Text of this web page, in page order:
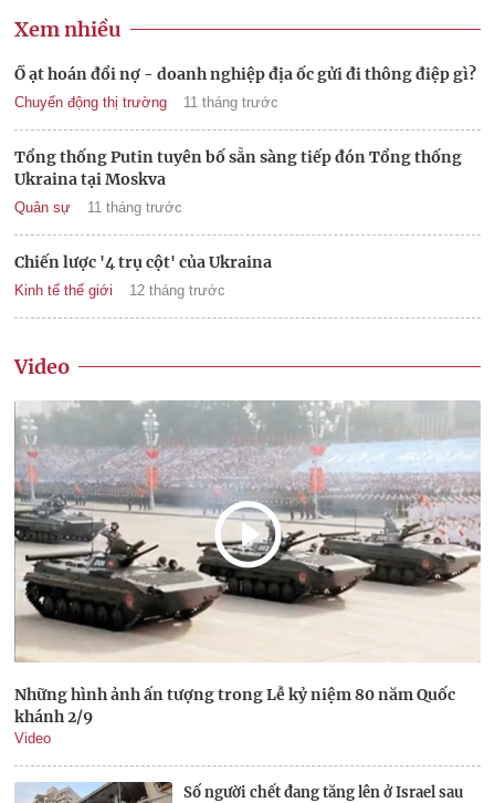
Xem nhiều
Ồ ạt hoán đổi nợ - doanh nghiệp địa ốc gửi đi thông điệp gì?
Chuyển động thị trường 11 tháng trước
Tổng thống Putin tuyên bố sẵn sàng tiếp đón Tổng thống
Ukraina tại Moskva
Quân sự 11 tháng trước
Chiến lược '4 trụ cột' của Ukraina
Kinh tế thế giới 12 tháng trước
Video
Những hình ảnh ấn tượng trong Lễ kỷ niệm 80 năm Quốc
khánh 2/9
Video
Số người chết đang tăng lên ở Israel sau